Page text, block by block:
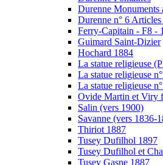
Durenne Monuments
Durenne n° 6
Ferry-Capitain - F8 -
Guimard Saint-Dizier
Hochard 1884
La statue religieuse
La statue religieuse
La statue religieuse
Ovide Martin et Viry
Salin (vers 1900)
Savanne (vers 1836-
Thiriot 1887
Tusey Dufilhol 1897
Tusey Dufilhol et
Tusey Gasne 1887